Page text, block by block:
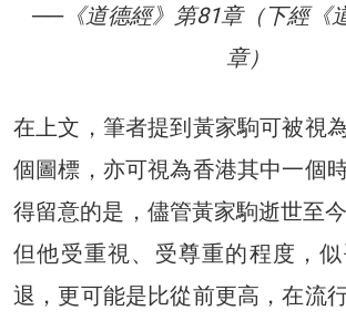
──《道德經》第81章（下經《
章）
在上文，筆者提到黃家駒可被視
個圖標，亦可視為香港其中一個
得留意的是，儘管黃家駒逝世至
但他受重視、受尊重的程度，
退，更可能是比從前更高，在流